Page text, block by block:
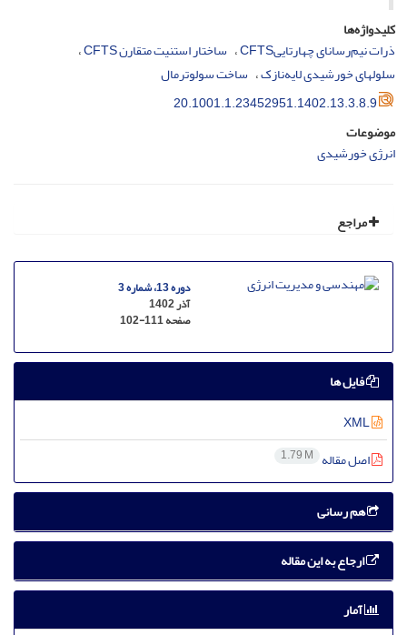
کلیدواژه‌ها
ذرات نیم‌رسانای چهارتاییCFTS
ساختار استنیت متقارن CFTS
سلول‏های خورشیدی لایه‌نازک ساخت سولوترمال
20.1001.1.23452951.1402.13.3.8.9
موضوعات
انرژی خورشیدی
مراجع
دوره 13، شماره 3
آذر 1402
صفحه102-111
فایل ها
اصل مقاله 1.79 M
هم رسانی
ارجاع به این مقاله
آمار